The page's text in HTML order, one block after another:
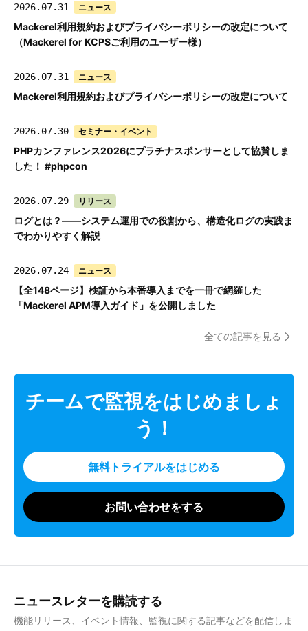
2026.07.31 ニュース
Mackerel利用規約およびプライバシーポリシーの改定について
（Mackerel for KCPSご利用のユーザー様）
2026.07.31 ニュース
Mackerel利用規約およびプライバシーポリシーの改定について
2026.07.30 セミナー・イベント
PHPカンファレンス2026にプラチナスポンサーとして協賛しま
した！ #phpcon
2026.07.29 リリース
ログとは？——システム運用での役割から、構造化ログの実践ま
でわかりやすく解説
2026.07.24 ニュース
【全148ページ】検証から本番導入までを一冊で網羅した
「Mackerel APM導入ガイド」を公開しました
全ての記事を見る
チームで監視をはじめましょ
う！
無料トライアルをはじめる
お問い合わせをする
ニュースレターを購読する
機能リリース、イベント情報、監視に関する記事などを配信しま